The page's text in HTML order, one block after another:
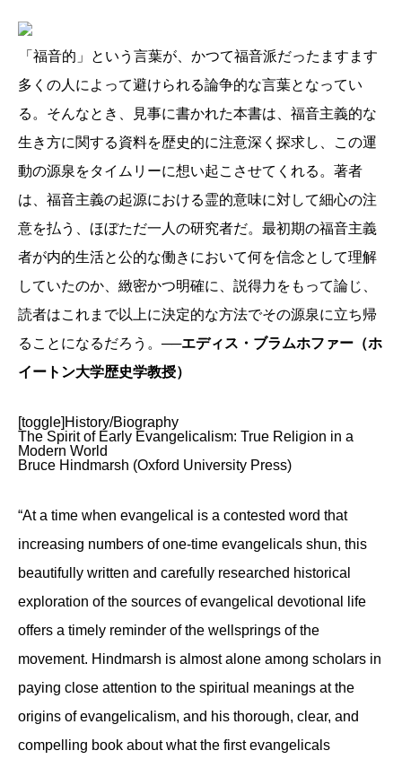
「福音的」という言葉が、かつて福音派だったますます
多くの人によって避けられる論争的な言葉となってい
る。そんなとき、見事に書かれた本書は、福音主義的な
生き方に関する資料を歴史的に注意深く探求し、この運
動の源泉をタイムリーに想い起こさせてくれる。著者
は、福音主義の起源における霊的意味に対して細心の注
意を払う、ほぼただ一人の研究者だ。最初期の福音主義
者が内的生活と公的な働きにおいて何を信念として理解
していたのか、緻密かつ明確に、説得力をもって論じ、
読者はこれまで以上に決定的な方法でその源泉に立ち帰
ることになるだろう。 ──エディス・ブラムホファー（ホ
イートン大学歴史学教授）
[toggle]History/Biography
The Spirit of Early Evangelicalism: True Religion in a
Modern World
Bruce Hindmarsh (Oxford University Press)
“At a time when evangelical is a contested word that
increasing numbers of one-time evangelicals shun, this
beautifully written and carefully researched historical
exploration of the sources of evangelical devotional life
offers a timely reminder of the wellsprings of the
movement. Hindmarsh is almost alone among scholars in
paying close attention to the spiritual meanings at the
origins of evangelicalism, and his thorough, clear, and
compelling book about what the first evangelicals